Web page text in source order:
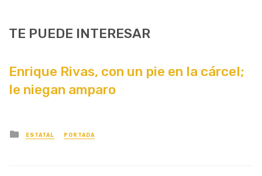
TE PUEDE INTERESAR
Enrique Rivas, con un pie en la cárcel;
le niegan amparo
Posted
in
ESTATAL PORTADA